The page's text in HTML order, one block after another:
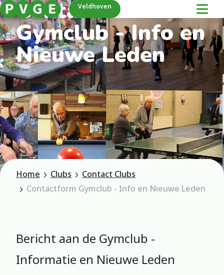
Veldhoven
Contactform
Gymclub - Info en
Nieuwe Leden
Home Clubs
Contact Clubs
Contactform Gymclub - Info en Nieuwe Leden
Bericht aan de Gymclub -
Informatie en Nieuwe Leden